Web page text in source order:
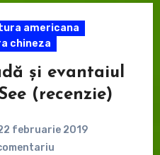
americana
chineza
și evantaiul
(recenzie)
februarie 2019